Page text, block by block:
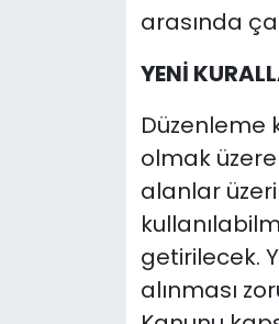
arasında
YENİ
Düzenleme
olmak üzere
alanlar
getirilecek.
alınması